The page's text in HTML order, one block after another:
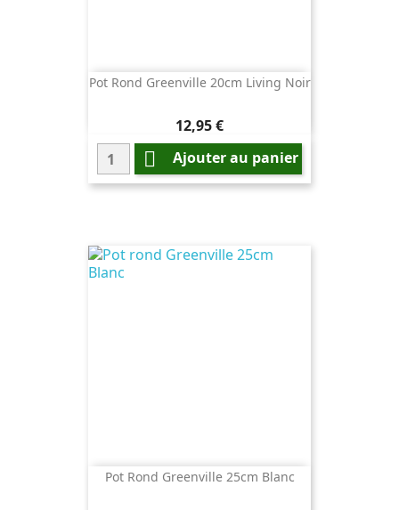
Pot Rond Greenville 20cm Living Noir
Prix
12,95 €
 Ajouter au panier
Pot Rond Greenville 25cm Blanc